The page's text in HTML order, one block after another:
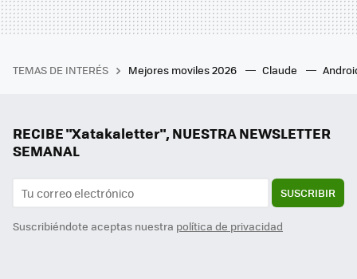
TEMAS DE INTERÉS Mejores moviles 2026 Claude
RECIBE "Xatakaletter", NUESTRA NEWSLETTER
SEMANAL
SUSCRIBIR
Suscribiéndote aceptas nuestra política de privacidad